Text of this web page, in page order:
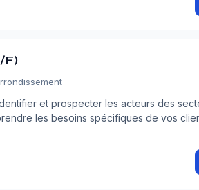
F)
et prospecter les acteurs des
les besoins spécifiques de vos